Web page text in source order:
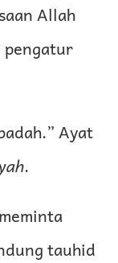
Allah
pengatur
Ayat
.
tauhid